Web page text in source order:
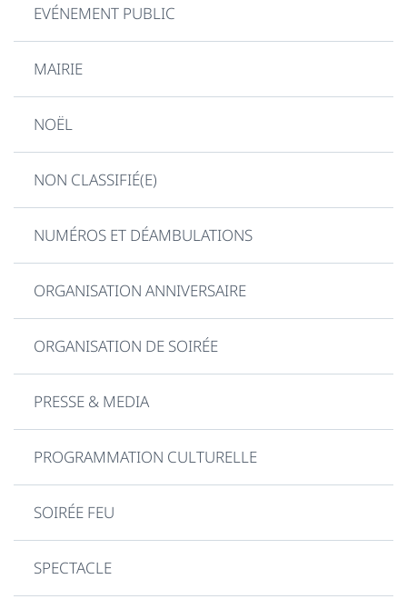
EVÉNEMENT PUBLIC
MAIRIE
NOËL
NON CLASSIFIÉ(E)
NUMÉROS ET DÉAMBULATIONS
ORGANISATION ANNIVERSAIRE
ORGANISATION DE SOIRÉE
PRESSE & MEDIA
PROGRAMMATION CULTURELLE
SOIRÉE FEU
SPECTACLE